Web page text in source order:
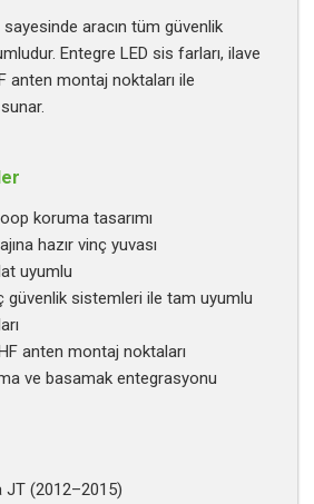
sayesinde aracın tüm güvenlik
Entegre LED sis farları, ilave
anten montaj noktaları ile
koruma tasarımı
hazır vinç yuvası
uyumlu
güvenlik sistemleri ile tam uyumlu
anten montaj noktaları
ve basamak entegrasyonu
JT (2012–2015)